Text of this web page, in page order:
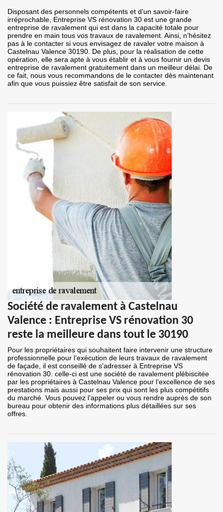
Disposant des personnels compétents et d’un savoir-faire
irréprochable, Entreprise VS rénovation 30 est une grande
entreprise de ravalement qui est dans la capacité totale pour
prendre en main tous vos travaux de ravalement. Ainsi, n’hésitez
pas à le contacter si vous envisagez de ravaler votre maison à
Castelnau Valence 30190. De plus, pour la réalisation de cette
opération, elle sera apte à vous établir et à vous fournir un devis
entreprise de ravalement gratuitement dans un meilleur délai. De
ce fait, nous vous recommandons de le contacter dès maintenant
afin que vous puissiez être satisfait de son service.
Société de ravalement à Castelnau
Valence : Entreprise VS rénovation 30
reste la meilleure dans tout le 30190
Pour les propriétaires qui souhaitent faire intervenir une structure
professionnelle pour l’exécution de leurs travaux de ravalement
de façade, il est conseillé de s’adresser à Entreprise VS
rénovation 30. celle-ci est une société de ravalement plébiscitée
par les propriétaires à Castelnau Valence pour l’excellence de ses
prestations mais aussi pour ses prix qui sont les plus compétitifs
du marché. Vous pouvez l’appeler ou vous rendre auprès de son
bureau pour obtenir des informations plus détaillées sur ses
offres.